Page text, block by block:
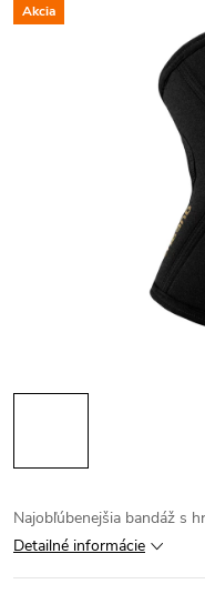
Akcia
Najobľúbenejšia bandáž s
Detailné informácie